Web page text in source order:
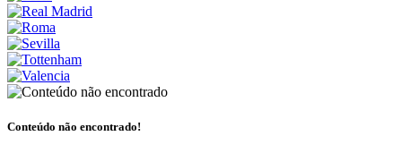
Conteúdo não encontrado!